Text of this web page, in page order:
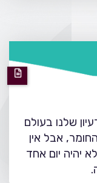
שלנו בעולם
אבל אין
יהיה יום אחד